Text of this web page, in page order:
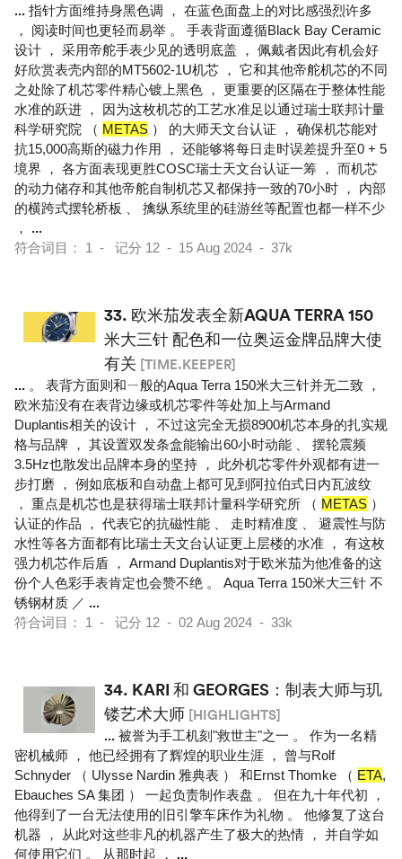
... 指针方面维持身黑色调 ， 在蓝色面盘上的对比感强烈许多
， 阅读时间也更轻而易举 。 手表背面遵循Black Bay Ceramic
设计 ， 采用帝舵手表少见的透明底盖 ， 佩戴者因此有机会好
好欣赏表壳内部的MT5602-1U机芯 ， 它和其他帝舵机芯的不同
之处除了机芯零件精心镀上黑色 ， 更重要的区隔在于整体性能
水准的跃进 ， 因为这枚机芯的工艺水准足以通过瑞士联邦计量
科学研究院 （ METAS ） 的大师天文台认证 ， 确保机芯能对
抗15,000高斯的磁力作用 ， 还能够将每日走时误差提升至0 + 5
境界 ， 各方面表现更胜COSC瑞士天文台认证一筹 ， 而机芯
的动力储存和其他帝舵自制机芯又都保持一致的70小时 ， 内部
的横跨式摆轮桥板 、 擒纵系统里的硅游丝等配置也都一样不少
， ...
符合词目： 1 - 记分 12 - 15 Aug 2024 - 37k
33. 欧米茄发表全新AQUA TERRA 150
米大三针 配色和一位奥运金牌品牌大使
有关 [TIME.KEEPER]
... 。 表背方面则和ㄧ般的Aqua Terra 150米大三针并无二致 ，
欧米茄没有在表背边缘或机芯零件等处加上与Armand
Duplantis相关的设计 ， 不过这完全无损8900机芯本身的扎实规
格与品牌 ， 其设置双发条盒能输出60小时动能 、 摆轮震频
3.5Hz也散发出品牌本身的坚持 ， 此外机芯零件外观都有进一
步打磨 ， 例如底板和自动盘上都可见到阿拉伯式日内瓦波纹
， 重点是机芯也是获得瑞士联邦计量科学研究所 （ METAS ）
认证的作品 ， 代表它的抗磁性能 、 走时精准度 、 避震性与防
水性等各方面都有比瑞士天文台认证更上层楼的水准 ， 有这枚
强力机芯作后盾 ， Armand Duplantis对于欧米茄为他准备的这
份个人色彩手表肯定也会赞不绝 。 Aqua Terra 150米大三针 不
锈钢材质 ／ ...
符合词目： 1 - 记分 12 - 02 Aug 2024 - 33k
34. KARI 和 GEORGES：制表大师与玑
镂艺术大师 [HIGHLIGHTS]
... 被誉为手工机刻"救世主"之一 。 作为一名精
密机械师 ， 他已经拥有了辉煌的职业生涯 ， 曾与Rolf
Schnyder （ Ulysse Nardin 雅典表 ） 和Ernst Thomke （ ETA,
Ebauches SA 集团 ） 一起负责制作表盘 。 但在九十年代初 ，
他得到了一台无法使用的旧引擎车床作为礼物 。 他修复了这台
机器 ， 从此对这些非凡的机器产生了极大的热情 ， 并自学如
何使用它们 。 从那时起 ， ...